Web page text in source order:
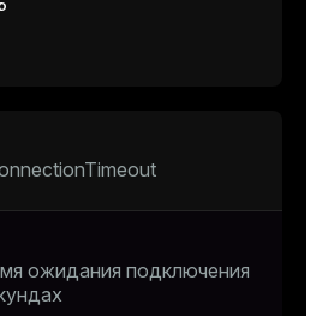
ожидания подключения